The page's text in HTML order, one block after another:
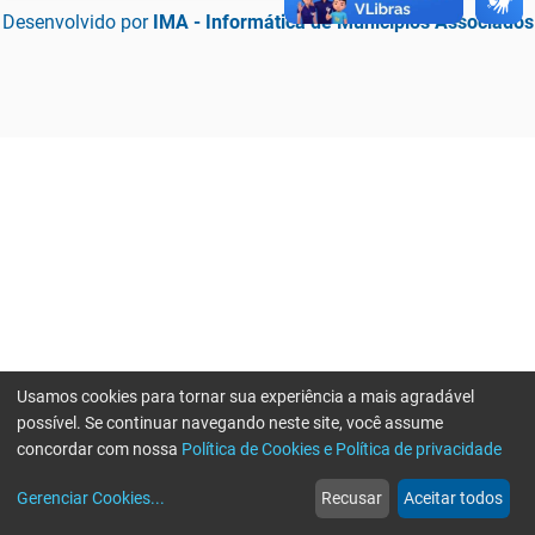
Desenvolvido por IMA - Informática de Municípios Associados
web
Notícias
more_horiz
Mais
Usamos cookies para tornar sua experiência a mais agradável
possível. Se continuar navegando neste site, você assume
concordar com nossa Política de Cookies e Política de privacidade
Gerenciar Cookies... Recusar Aceitar todos
Erro ao enviar informações, por favor tente novamente